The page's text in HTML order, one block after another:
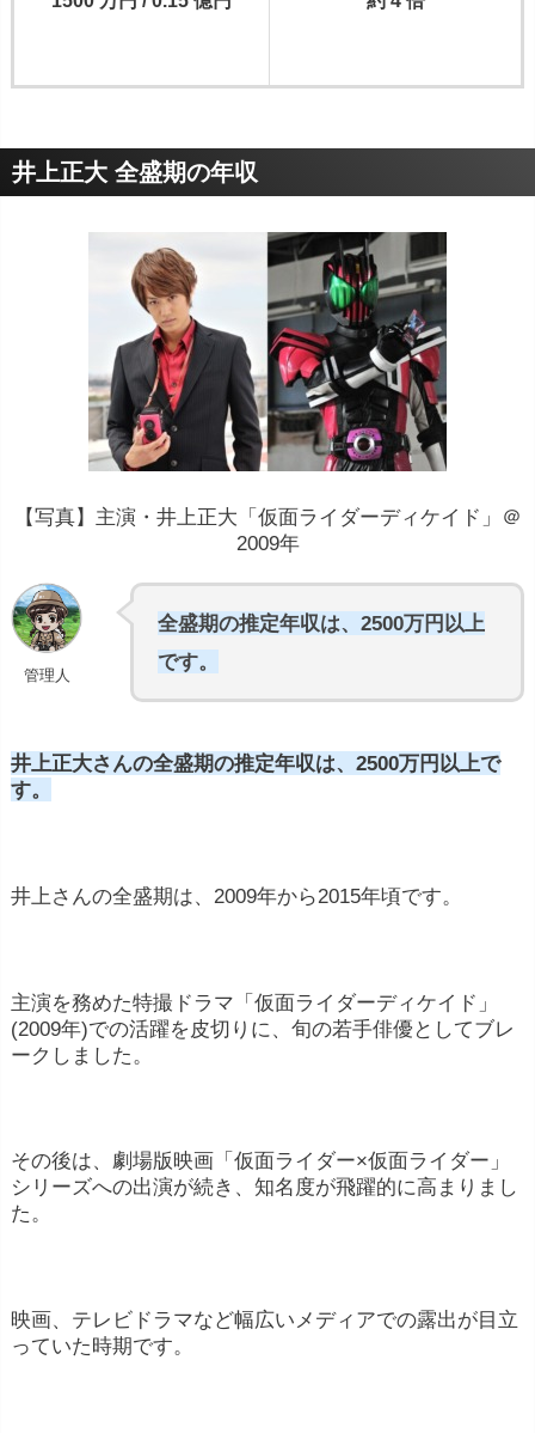
井上正大 全盛期の年収
【写真】主演・井上正大「仮面ライダーディケイド」＠
2009年
管理人
全盛期の推定年収は、2500万円以上
です。
井上正大さんの全盛期の推定年収は、2500万円以上で
す。
井上さんの全盛期は、2009年から2015年頃です。
主演を務めた特撮ドラマ「仮面ライダーディケイド」
(2009年)での活躍を皮切りに、旬の若手俳優としてブレ
ークしました。
その後は、劇場版映画「仮面ライダー×仮面ライダー」
シリーズへの出演が続き、知名度が飛躍的に高まりまし
た。
映画、テレビドラマなど幅広いメディアでの露出が目立
っていた時期です。